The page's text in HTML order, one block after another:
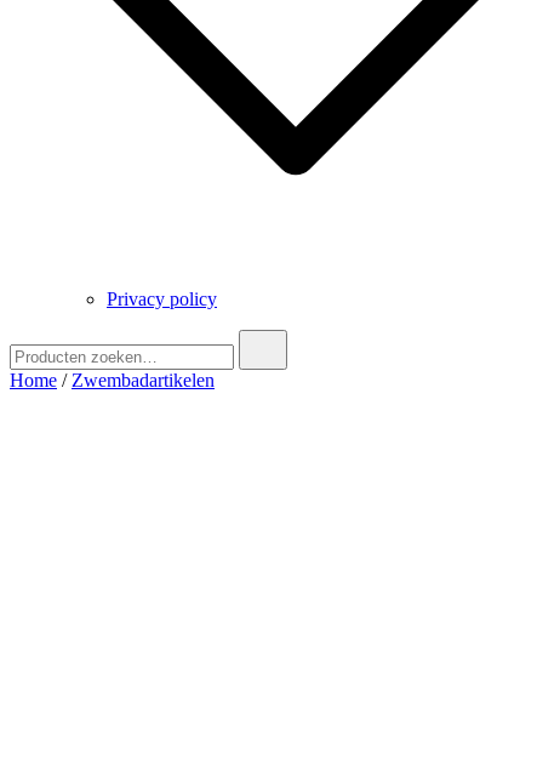
Privacy policy
naar:
Home / Zwembadartikelen